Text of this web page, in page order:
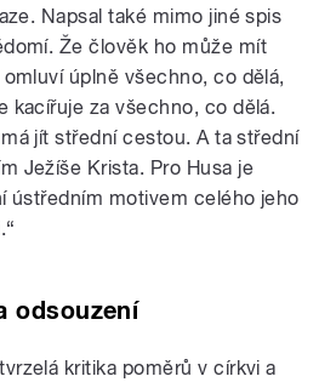
Napsal také mimo jiné spis
Že člověk ho může mít
úplně všechno, co dělá,
kacířuje za všechno, co dělá.
jít střední cestou. A ta střední
Ježíše Krista. Pro Husa je
ústředním motivem celého jeho
odsouzení
kritika poměrů v církvi a